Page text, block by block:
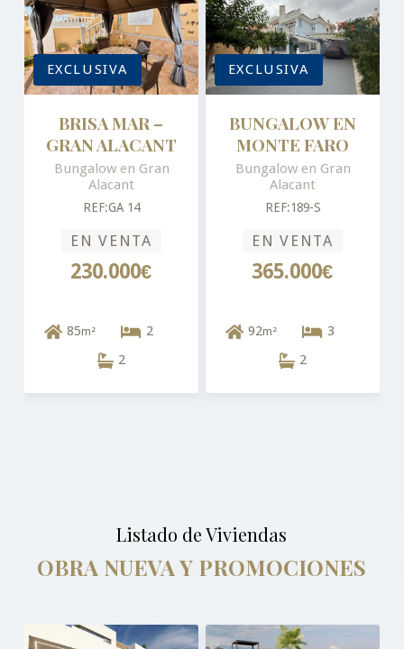
EXCLUSIVA
BRISA MAR –
GRAN ALACANT
Bungalow en Gran
Alacant
REF:GA 14
EN VENTA
230.000€
85m²
2
2
EXCLUSIVA
BUNGALOW EN
MONTE FARO
Bungalow en Gran
Alacant
REF:189-S
EN VENTA
365.000€
92m²
3
2
Listado de Viviendas
OBRA NUEVA Y PROMOCIONES